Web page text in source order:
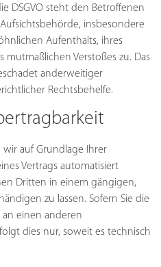
DSGVO steht den Betroffenen
insbesondere
Aufenthalts, ihres
mutmaßlichen Verstoßes zu. Das
anderweitiger
Rechtsbehelfe.
wir auf Grundlage Ihrer
Vertrags automatisiert
Dritten in einem gängigen,
zu lassen. Sofern Sie die
einen anderen
dies nur, soweit es technisch